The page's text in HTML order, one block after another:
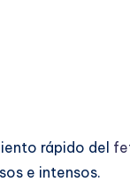
rápido del
e intensos.